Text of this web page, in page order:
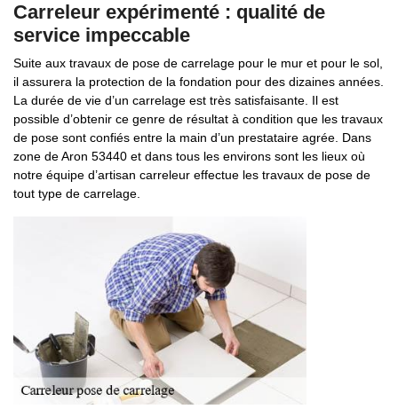
Carreleur expérimenté : qualité de
service impeccable
Suite aux travaux de pose de carrelage pour le mur et pour le sol,
il assurera la protection de la fondation pour des dizaines années.
La durée de vie d’un carrelage est très satisfaisante. Il est
possible d’obtenir ce genre de résultat à condition que les travaux
de pose sont confiés entre la main d’un prestataire agrée. Dans
zone de Aron 53440 et dans tous les environs sont les lieux où
notre équipe d’artisan carreleur effectue les travaux de pose de
tout type de carrelage.